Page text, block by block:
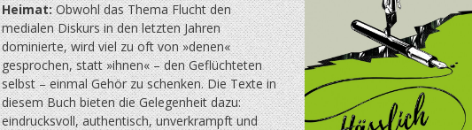
Heimat:Obwohl das Thema Flucht den
medialen Diskurs in den letzten Jahren
dominierte, wird viel zu oft von »denen«
gesprochen, statt »ihnen« – den Geflüchteten
selbst – einmal Gehör zu schenken. Die Texte in
diesem Buch bieten die Gelegenheit dazu:
eindrucksvoll, authentisch, unverkrampft und